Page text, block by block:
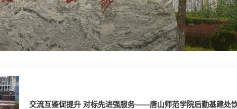
交流互鉴促提升 对标先进强服务——唐山师范学院后勤基建处